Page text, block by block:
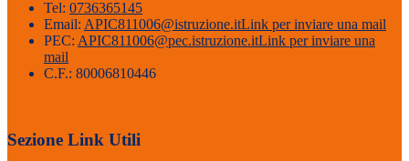
Tel: 0736365145
Email: APIC811006@istruzione.itLink per inviare una mail
PEC: APIC811006@pec.istruzione.itLink per inviare una
mail
C.F.: 80006810446
Sezione Link Utili